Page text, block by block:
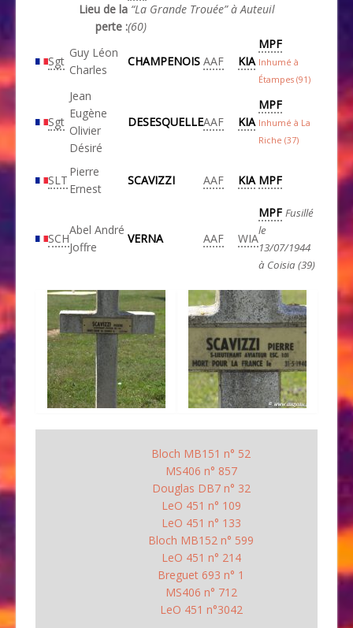
Lieu de la
perte :
“La Grande Trouée” à Auteuil
(60)
Sgt
Guy Léon
Charles
CHAMPENOIS AAF KIA
MPF
Inhumé à
Étampes (91)
Sgt
Jean
Eugène
Olivier
Désiré
DESESQUELLEAAF KIA
MPF
Inhumé à La
Riche (37)
SLT
Pierre
Ernest
SCAVIZZI AAF KIA MPF
SCH
Abel André
Joffre
VERNA AAF WIA
MPF Fusillé
le
13/07/1944
à Coisia (39)
Bloch MB151 n° 52
MS406 n° 857
Douglas DB7 n° 32
LeO 451 n° 109
LeO 451 n° 133
Bloch MB152 n° 599
LeO 451 n° 214
Breguet 693 n° 1
MS406 n° 712
LeO 451 n°3042